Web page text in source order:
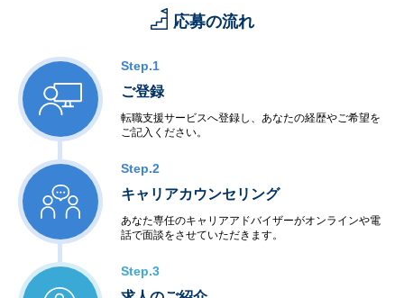
応募の流れ
Step.1
ご登録
転職支援サービスへ登録し、あなたの経歴やご希望を
ご記入ください。
Step.2
キャリアカウンセリング
あなた専任のキャリアアドバイザーがオンラインや電
話で面談をさせていただきます。
Step.3